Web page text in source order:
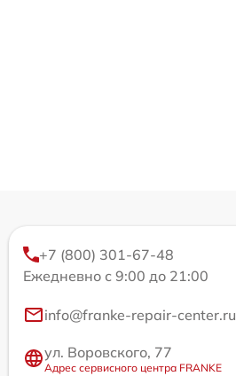
+7 (800) 301-67-48
Ежедневно с 9:00 до 21:00
info@franke-repair-center.ru
ул. Воровского, 77
Адрес сервисного центра FRANKE